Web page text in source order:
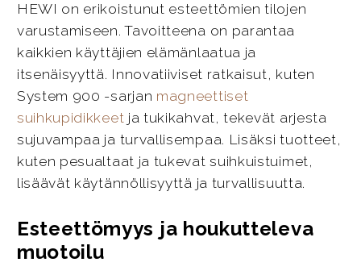
HEWI on erikoistunut esteettömien tilojen
varustamiseen. Tavoitteena on parantaa
kaikkien käyttäjien elämänlaatua ja
itsenäisyyttä. Innovatiiviset ratkaisut, kuten
System 900 -sarjan magneettiset
suihkupidikkeet ja tukikahvat, tekevät arjesta
sujuvampaa ja turvallisempaa. Lisäksi tuotteet,
kuten pesualtaat ja tukevat suihkuistuimet,
lisäävät käytännöllisyyttä ja turvallisuutta.
Esteettömyys ja houkutteleva
muotoilu